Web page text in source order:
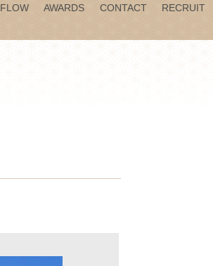
FLOW AWARDS CONTACT RECRUIT